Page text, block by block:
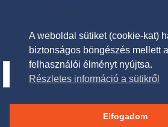
Husqvarna TF225
kapa
A weboldal sütiket (cookie-kat)
biztonságos böngészés mellett
felhasználói élményt nyújtsa.
Részletes információ a sütikről
Elfogadom